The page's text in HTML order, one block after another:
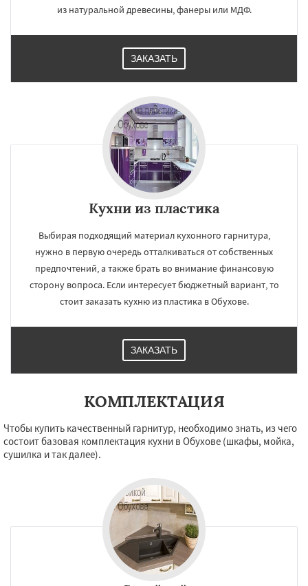
Правдинский
Решетниково
Тучково Уваровка
Фосфоритный Фряново
Черусти
Шаховская
из натуральной древесины, фанеры или МДФ.
ЗАКАЗАТЬ
Кухни из пластика
Выбирая подходящий материал кухонного гарнитура,
нужно в первую очередь отталкиваться от собственных
предпочтений, а также брать во внимание финансовую
сторону вопроса. Если интересует бюджетный вариант, то
стоит заказать кухню из пластика в Обухове.
ЗАКАЗАТЬ
КОМПЛЕКТАЦИЯ
Чтобы купить качественный гарнитур, необходимо знать, из чего
состоит базовая комплектация кухни в Обухове (шкафы, мойка,
сушилка и так далее).
Даю согласие на обработку персональных данных